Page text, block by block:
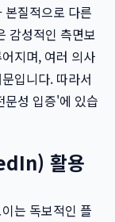
질적으로 다른
감성적인 측면보
지며, 여러 의사
입니다. 따라서
성 입증'에 있습
활용
는 독보적인 플